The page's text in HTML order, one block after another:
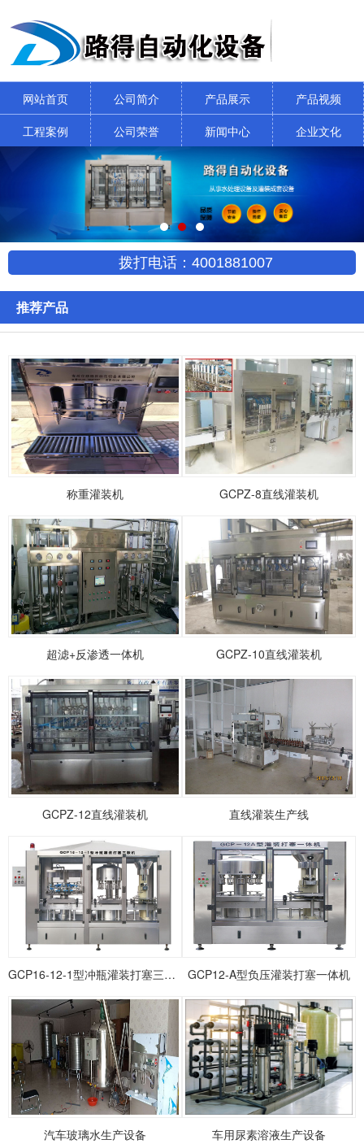
网站首页 公司简介 产品展示
产品视频
工程案例
公司荣誉 新闻中心 企业文化
1
拨打电话：4001881007
推荐产品
称重灌装机 GCPZ-8直线灌装机
超滤+反渗透一体机 GCPZ-10直线灌装机
GCPZ-12直线灌装机 直线灌装生产线
GCP16-12-1型冲瓶灌装打塞三联机 GCP12-A型负压灌装打塞一体机
汽车玻璃水生产设备 车用尿素溶液生产设备